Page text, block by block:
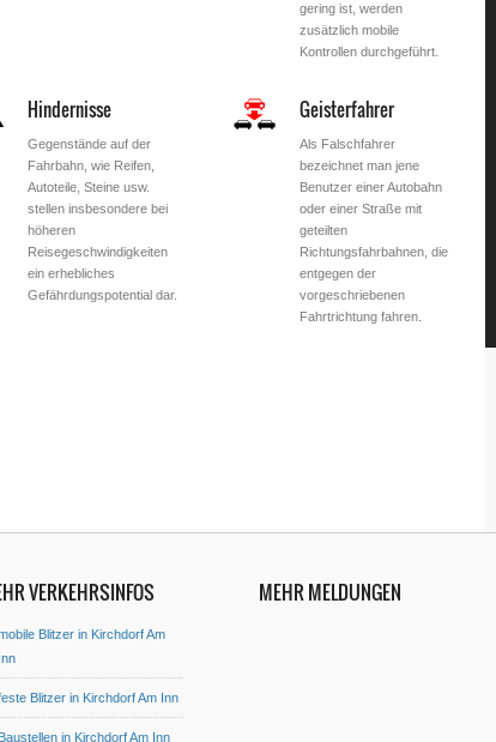
gering ist, werden
zusätzlich mobile
Kontrollen durchgeführt.
Hindernisse
Gegenstände auf der
Fahrbahn, wie Reifen,
Autoteile, Steine usw.
stellen insbesondere bei
höheren
Reisegeschwindigkeiten
ein erhebliches
Gefährdungspotential dar.
Geisterfahrer
Als Falschfahrer
bezeichnet man jene
Benutzer einer Autobahn
oder einer Straße mit
geteilten
Richtungsfahrbahnen, die
entgegen der
vorgeschriebenen
Fahrtrichtung fahren.
VERKEHRSINFOS
Blitzer in Kirchdorf Am
Inn
Blitzer in Kirchdorf Am Inn
Baustellen in Kirchdorf Am Inn
MEHR MELDUNGEN